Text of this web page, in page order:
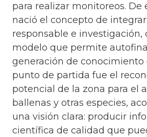
para realizar monitoreos. De
nació el concepto de
responsable e investigación,
modelo que permite
generación de conocimiento
punto de partida fue el
potencial de la zona para el
ballenas y otras especies,
una visión clara: producir
científica de calidad que